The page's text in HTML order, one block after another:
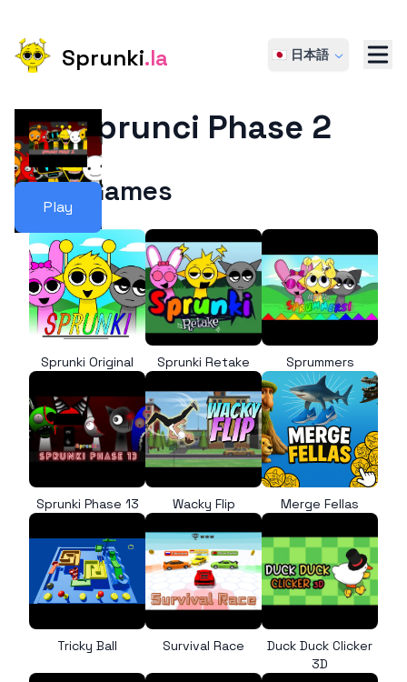
Sprunki.la 🇯🇵 日本語
Play
Sprunci Phase 2
More Games
Sprunki Original Sprunki Retake Sprummers
Sprunki Phase 13 Wacky Flip Merge Fellas
Tricky Ball Survival Race
Duck Duck Clicker
3D